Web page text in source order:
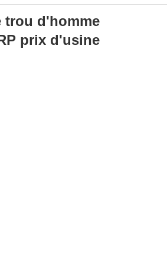
composites Couvercle de trou
prix d'usine
trou d'homme
prix d'usine